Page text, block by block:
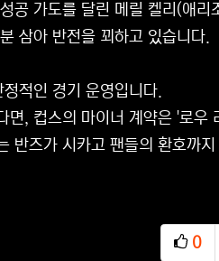
공 가도를 달린 메릴 켈리(애
삼아 반전을 꾀하고 있습니다.
적인 경기 운영입니다.
면, 컵스의 마이너 계약은 '로
반즈가 시카고 팬들의 환호까
0